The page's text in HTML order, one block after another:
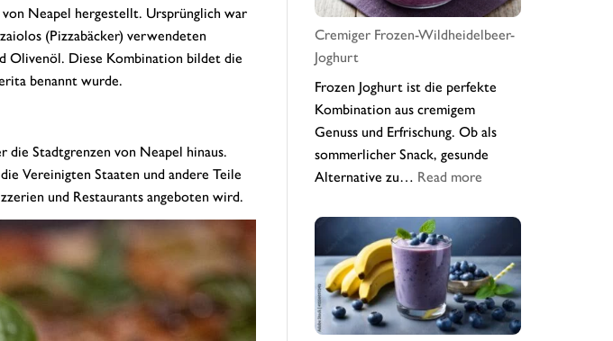
Neapel hergestellt. Ursprünglich war
(Pizzabäcker) verwendeten
Olivenöl. Diese Kombination bildet die
benannt wurde.
Stadtgrenzen von Neapel hinaus.
Vereinigten Staaten und andere Teile
und Restaurants angeboten wird.
Cremiger Frozen-Wildheidelbeer-
Joghurt
Frozen Joghurt ist die perfekte
Kombination aus cremigem
Genuss und Erfrischung. Ob als
sommerlicher Snack, gesunde
Alternative zu… Read more:
Frozen-
Joghurt